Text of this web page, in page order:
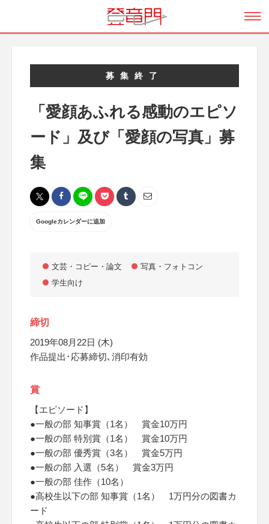
募集終了
「愛顔あふれる感動のエピソ
ード」及び「愛顔の写真」募
集
Googleカレンダーに追加
文芸・コピー・論文
写真・フォトコン
学生向け
締切
2019年08月22日 (木)
作品提出･応募締切､消印有効
賞
【エピソード】
●一般の部 知事賞（1名） 賞金10万円
●一般の部 特別賞（1名） 賞金10万円
●一般の部 優秀賞（3名） 賞金5万円
●一般の部 入選（5名） 賞金3万円
●一般の部 佳作（10名）
●高校生以下の部 知事賞（1名） 1万円分の図書カ
ード